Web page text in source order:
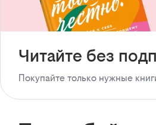
Читайте без
Покупайте только нужные